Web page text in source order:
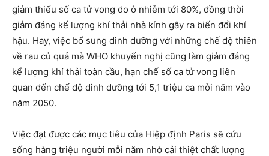
giảm thiểu số ca tử vong do ô nhiễm tới 80%, đồng thời
giảm đáng kể lượng khí thải nhà kính gây ra biến đổi khí
hậu. Hay, việc bổ sung dinh dưỡng với những chế độ thiên
về rau củ quả mà WHO khuyến nghị cũng làm giảm đáng
kể lượng khí thải toàn cầu, hạn chế số ca tử vong liên
quan đến chế độ dinh dưỡng tới 5,1 triệu ca mỗi năm vào
năm 2050.
Việc đạt được các mục tiêu của Hiệp định Paris sẽ cứu
sống hàng triệu người mỗi năm nhờ cải thiệt chất lượng